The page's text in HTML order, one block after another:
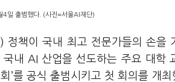
4일 출범했다. (사진=서울AI재단)
정책이 국내 최고 전문가들의 손을
내 AI 산업을 선도하는 주요 대학
’를 공식 출범시키고 첫 회의를 개최